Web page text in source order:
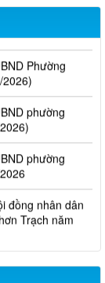
phường
2026)
Phường
2026)
phường
phường
đồng nhân dân
Trạch năm
cư